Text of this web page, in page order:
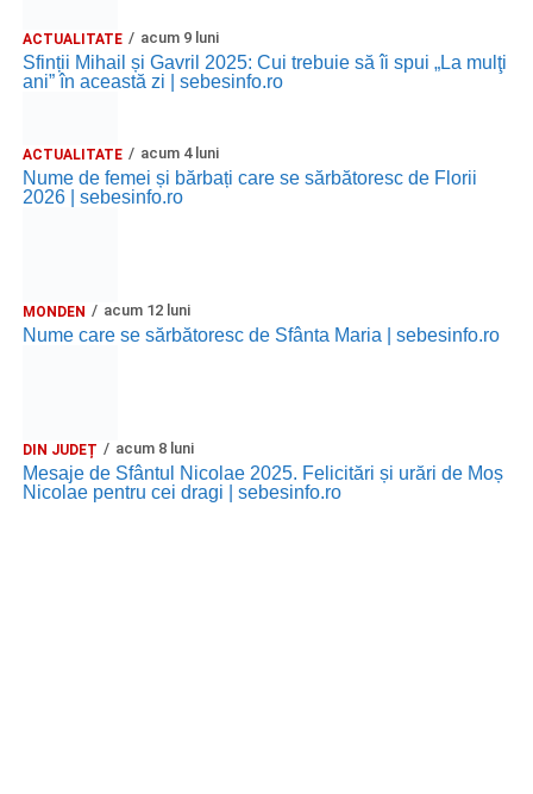
ACTUALITATE acum 9 luni
Sfinții Mihail și Gavril 2025: Cui trebuie să îi spui „La mulţi
ani” în această zi | sebesinfo.ro
ACTUALITATE acum 4 luni
Nume de femei și bărbați care se sărbătoresc de Florii
2026 | sebesinfo.ro
MONDEN acum 12 luni
Nume care se sărbătoresc de Sfânta Maria | sebesinfo.ro
DIN JUDEȚ acum 8 luni
Mesaje de Sfântul Nicolae 2025. Felicitări și urări de Moș
Nicolae pentru cei dragi | sebesinfo.ro